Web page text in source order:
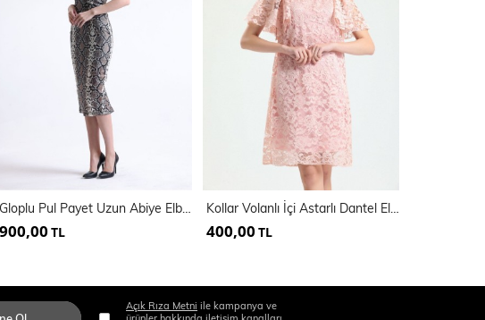
Gloplu Pul Payet Uzun Abiye Elbise | Elb3368
900,00 TL
Kollar Volanlı İçi Astarlı Dantel Elbise | Elb33541
400,00 TL
Açık Rıza Metni ile kampanya ve